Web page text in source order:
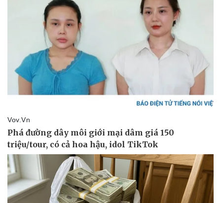
Tư vấn luật
Việt Nam
Phân tích